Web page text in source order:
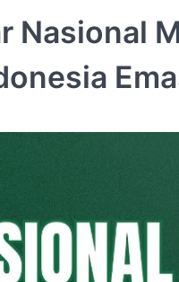
Nasional